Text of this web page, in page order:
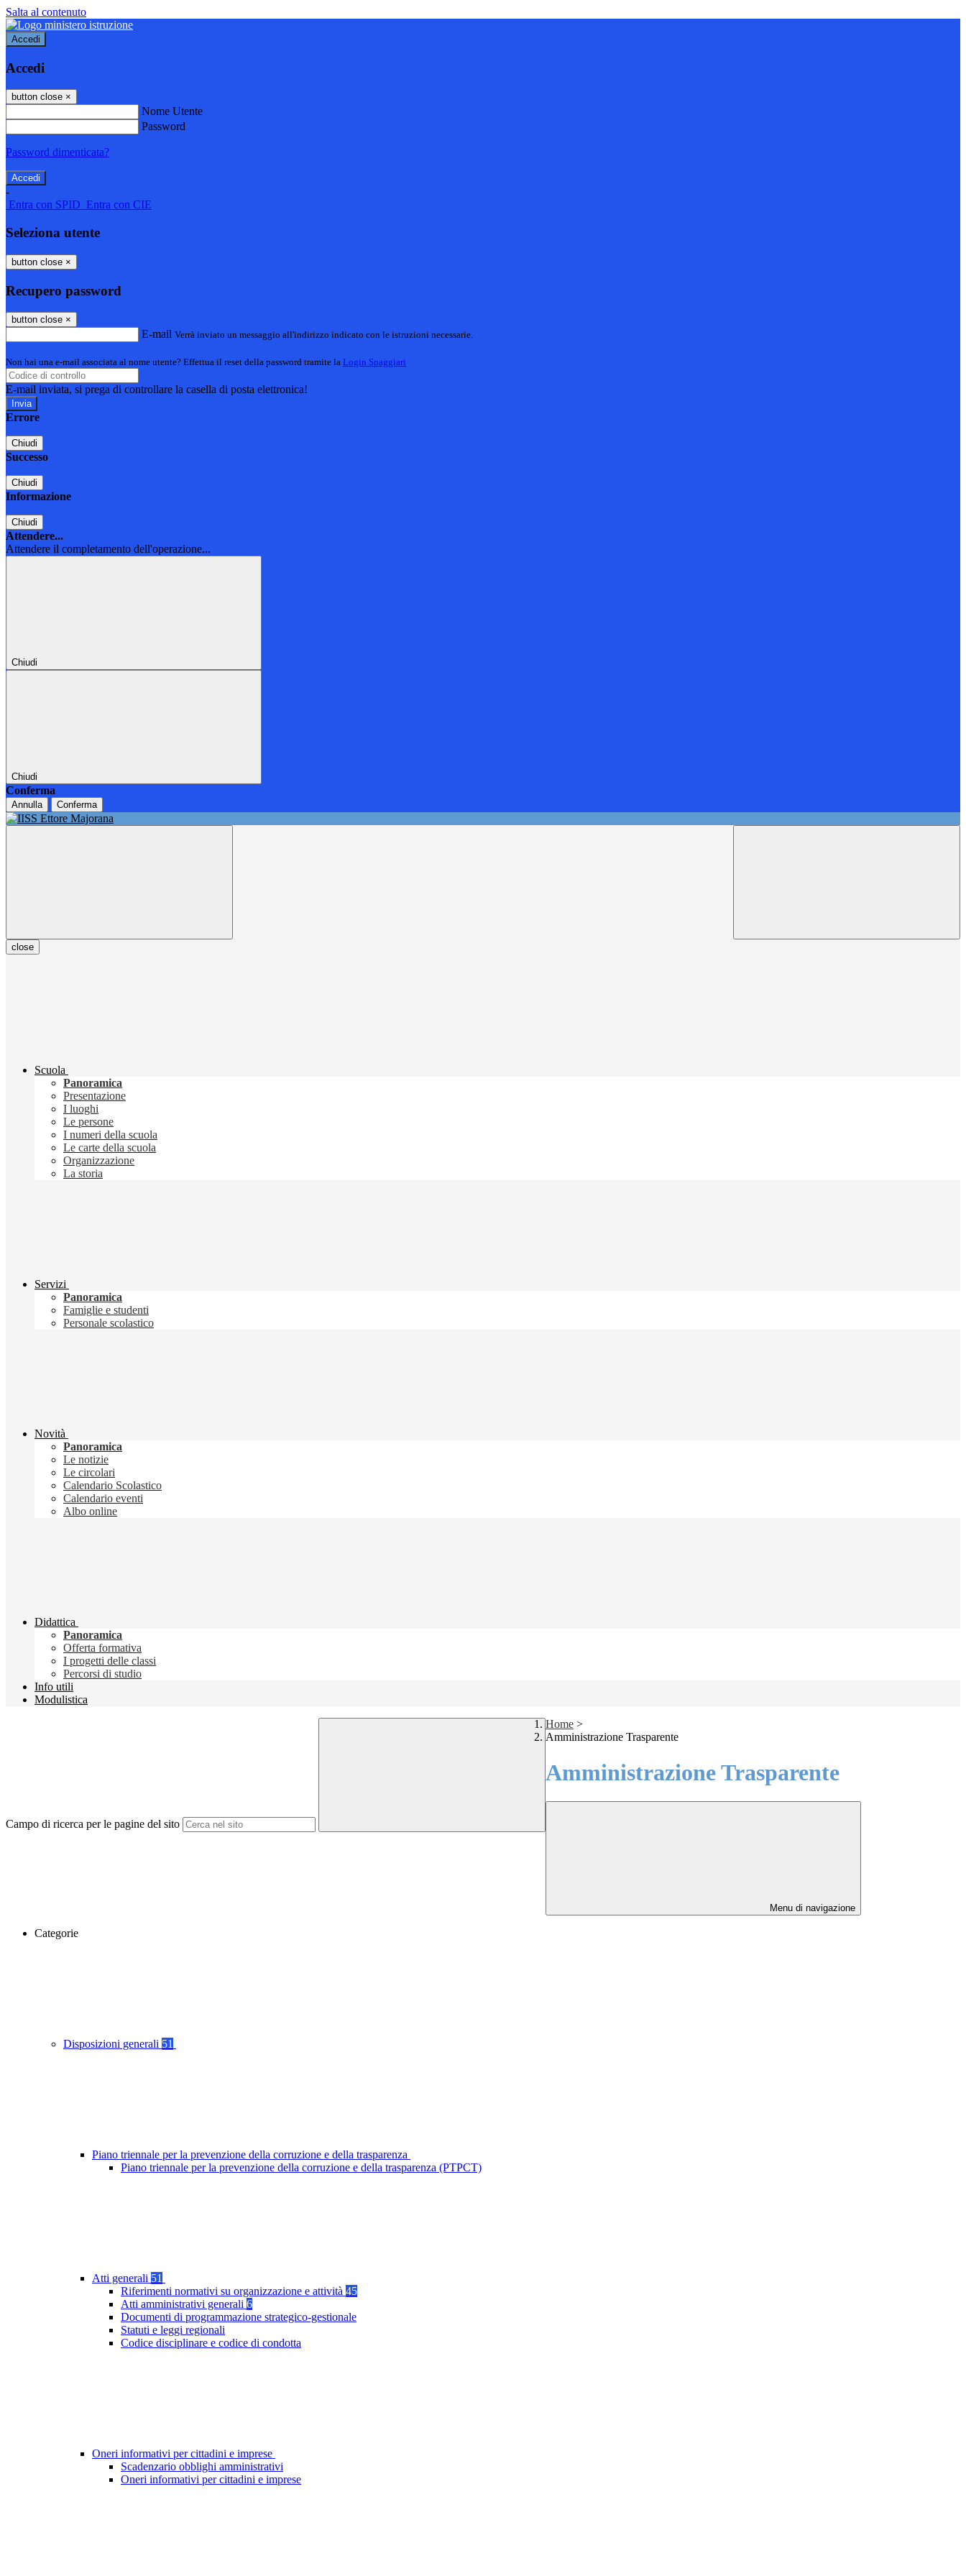
Salta al contenuto
Accedi
Accedi
button close ×
Nome Utente
Password
Password dimenticata?
-
Entra con SPID Entra con CIE
Seleziona utente
button close ×
Recupero password
button close ×
E-mail Verrà inviato un messaggio all'indirizzo indicato con le istruzioni necessarie.
Non hai una e-mail associata al nome utente? Effettua il reset della password tramite la Login Spaggiari
E-mail inviata, si prega di controllare la casella di posta elettronica!
Errore
Chiudi
Successo
Chiudi
Informazione
Chiudi
Attendere...
Attendere il completamento dell'operazione...
Chiudi
Chiudi
Conferma
Annulla Conferma
close
Scuola
Panoramica
Presentazione
I luoghi
Le persone
I numeri della scuola
Le carte della scuola
Organizzazione
La storia
Servizi
Panoramica
Famiglie e studenti
Personale scolastico
Novità
Panoramica
Le notizie
Le circolari
Calendario Scolastico
Calendario eventi
Albo online
Didattica
Panoramica
Offerta formativa
I progetti delle classi
Percorsi di studio
Info utili
Modulistica
Campo di ricerca per le pagine del sito
Home >
Amministrazione Trasparente
Amministrazione Trasparente
Menu di navigazione
Categorie
Disposizioni generali 51
Piano triennale per la prevenzione della corruzione e della trasparenza
Piano triennale per la prevenzione della corruzione e della trasparenza (PTPCT)
Atti generali 51
Riferimenti normativi su organizzazione e attività 45
Atti amministrativi generali 6
Documenti di programmazione strategico-gestionale
Statuti e leggi regionali
Codice disciplinare e codice di condotta
Oneri informativi per cittadini e imprese
Scadenzario obblighi amministrativi
Oneri informativi per cittadini e imprese